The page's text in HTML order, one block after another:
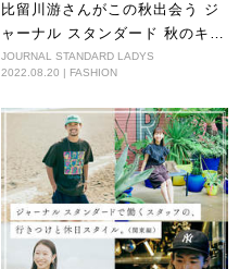
比留川游さんがこの秋出会う ジ
ャーナル スタンダード 秋のキー
アイテム８
JOURNAL STANDARD LADYS
2022.08.20 | FASHION